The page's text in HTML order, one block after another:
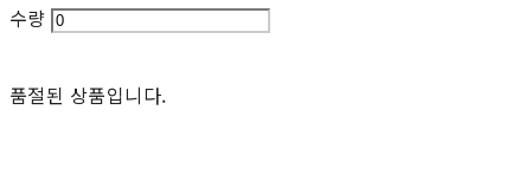
수량
품절된 상품입니다.